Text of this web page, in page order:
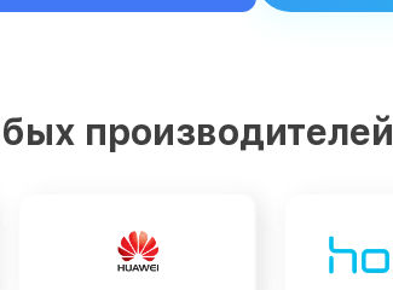
производителей